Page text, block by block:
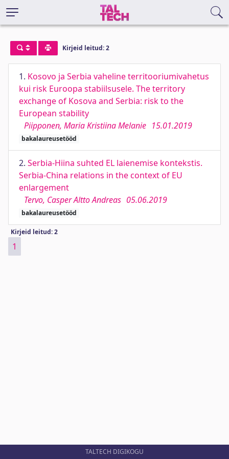
Kirjeid leitud: 2
1. Kosovo ja Serbia vaheline territooriumivahetus
kui risk Euroopa stabiilsusele. The territory
exchange of Kosova and Serbia: risk to the
European stability
Piipponen, Maria Kristiina Melanie 15.01.2019
bakalaureusetööd
2. Serbia-Hiina suhted EL laienemise kontekstis.
Serbia-China relations in the context of EU
enlargement
Tervo, Casper Altto Andreas 05.06.2019
bakalaureusetööd
Kirjeid leitud: 2
1
TALTECH DIGIKOGU